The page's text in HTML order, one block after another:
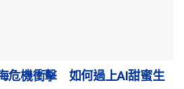
危機衝擊 如何過上AI甜蜜生